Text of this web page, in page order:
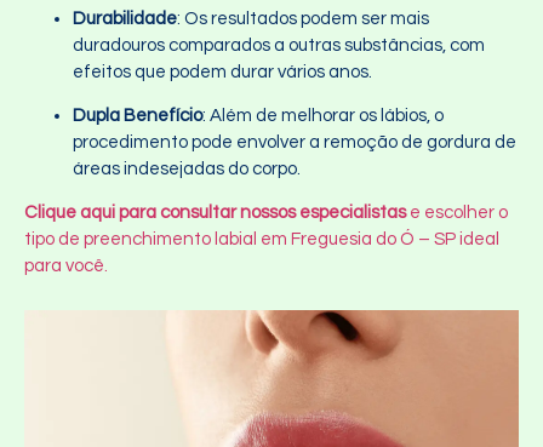
Durabilidade: Os resultados podem ser mais
duradouros comparados a outras substâncias, com
efeitos que podem durar vários anos.
Dupla Benefício: Além de melhorar os lábios, o
procedimento pode envolver a remoção de gordura de
áreas indesejadas do corpo.
Clique aqui para consultar nossos especialistase escolher o
tipo de preenchimento labial em Freguesia do Ó – SP ideal
para você.